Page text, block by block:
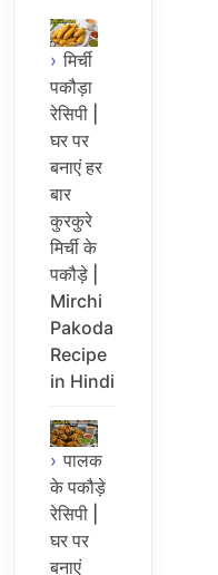
मिर्ची
पकौड़ा
रेसिपी |
घर पर
बनाएं हर
बार
कुरकुरे
मिर्ची के
पकौड़े |
Mirchi
Pakoda
Recipe
in Hindi
पालक
के पकौड़े
रेसिपी |
घर पर
बनाएं